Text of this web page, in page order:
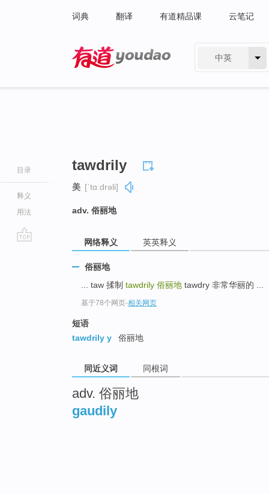
词典 翻译 有道精品课 云笔记
中英
目录
释义
用法
tawdrily
美 [ˈtɑːdrəli]
adv. 俗丽地
网络释义 英英释义
俗丽地
... taw 揉制 tawdrily 俗丽地 tawdry 非常华丽的 ...
基于78个网页-相关网页
短语
tawdrily y
俗丽地
同近义词 同根词
adv. 俗丽地
gaudily